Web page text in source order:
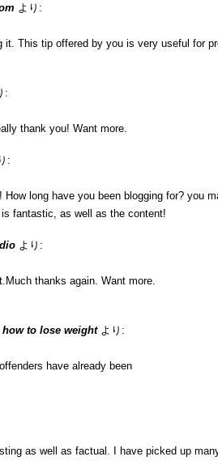
より:
it. This tip offered by you is very useful for
:
thank you! Want more.
:
How long have you been blogging for? you
fantastic, as well as the content!
より:
thanks again. Want more.
to lose weight より:
have already been
as well as factual. I have picked up